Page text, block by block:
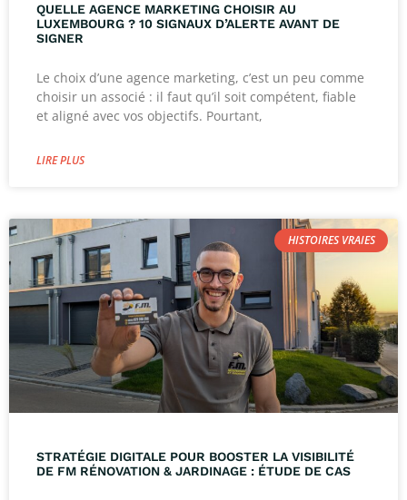
QUELLE AGENCE MARKETING CHOISIR AU
LUXEMBOURG ? 10 SIGNAUX D’ALERTE AVANT DE
SIGNER
Le choix d’une agence marketing, c’est un peu comme
choisir un associé : il faut qu’il soit compétent, fiable
et aligné avec vos objectifs. Pourtant,
LIRE PLUS
HISTOIRES VRAIES
STRATÉGIE DIGITALE POUR BOOSTER LA VISIBILITÉ
DE FM RÉNOVATION & JARDINAGE : ÉTUDE DE CAS